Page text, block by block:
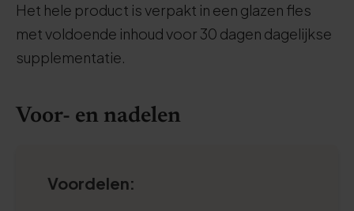
Het hele product is verpakt in een glazen fles
met voldoende inhoud voor 30 dagen dagelijkse
supplementatie.
Voor- en nadelen
Voordelen: